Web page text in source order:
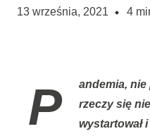
13 września, 2021 4
Pandemia, nie pandemia, z pewnych rzeczy się
wystartował